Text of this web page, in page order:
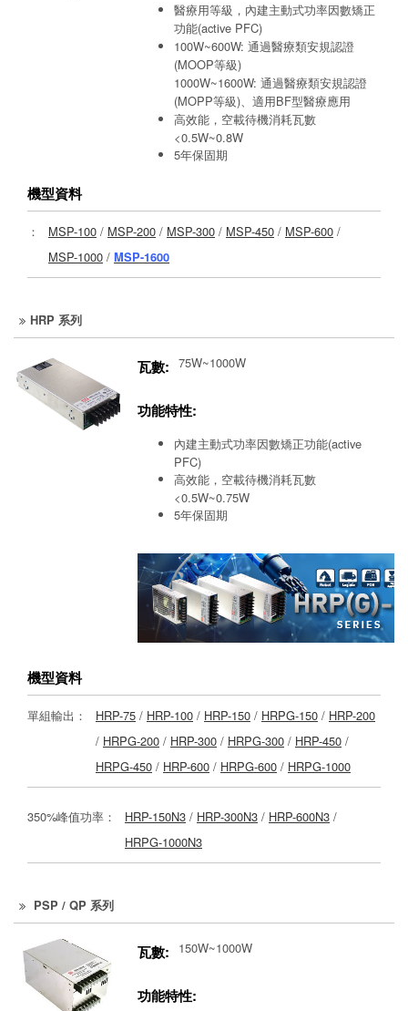
醫療用等級，內建主動式功率因數矯正
功能(active PFC)
100W~600W: 通過醫療類安規認證
(MOOP等級)
1000W~1600W: 通過醫療類安規認證
(MOPP等級)、適用BF型醫療應用
高效能，空載待機消耗瓦數
<0.5W~0.8W
5年保固期
機型資料
： MSP-100 / MSP-200 / MSP-300 / MSP-450 / MSP-600 /
MSP-1000 / MSP-1600
HRP 系列
瓦數: 75W~1000W
功能特性:
內建主動式功率因數矯正功能(active
PFC)
高效能，空載待機消耗瓦數
<0.5W~0.75W
5年保固期
機型資料
單組輸出： HRP-75 / HRP-100 / HRP-150 / HRPG-150 / HRP-200
/ HRPG-200 / HRP-300 / HRPG-300 / HRP-450 /
HRPG-450 / HRP-600 / HRPG-600 / HRPG-1000
350%峰值功率： HRP-150N3 / HRP-300N3 / HRP-600N3 /
HRPG-1000N3
PSP / QP 系列
瓦數: 150W~1000W
功能特性: